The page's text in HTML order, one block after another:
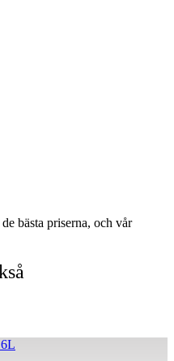
bästa priserna, och vår